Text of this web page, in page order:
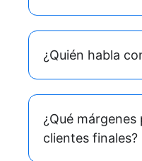
¿Quién habla
¿Qué
clientes finales?